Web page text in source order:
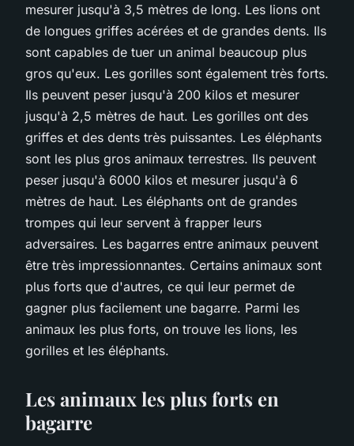
mesurer jusqu'à 3,5 mètres de long. Les lions ont
de longues griffes acérées et de grandes dents. Ils
sont capables de tuer un animal beaucoup plus
gros qu'eux. Les gorilles sont également très forts.
Ils peuvent peser jusqu'à 200 kilos et mesurer
jusqu'à 2,5 mètres de haut. Les gorilles ont des
griffes et des dents très puissantes. Les éléphants
sont les plus gros animaux terrestres. Ils peuvent
peser jusqu'à 6000 kilos et mesurer jusqu'à 6
mètres de haut. Les éléphants ont de grandes
trompes qui leur servent à frapper leurs
adversaires. Les bagarres entre animaux peuvent
être très impressionnantes. Certains animaux sont
plus forts que d'autres, ce qui leur permet de
gagner plus facilement une bagarre. Parmi les
animaux les plus forts, on trouve les lions, les
gorilles et les éléphants.
Les animaux les plus forts en
bagarre